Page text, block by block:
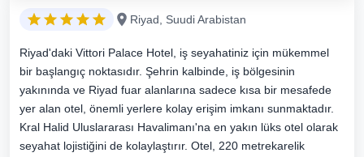
Riyad, Suudi Arabistan
Riyad'daki Vittori Palace Hotel, iş seyahatiniz için mükemmel
bir başlangıç noktasıdır. Şehrin kalbinde, iş bölgesinin
yakınında ve Riyad fuar alanlarına sadece kısa bir mesafede
yer alan otel, önemli yerlere kolay erişim imkanı sunmaktadır.
Kral Halid Uluslararası Havalimanı'na en yakın lüks otel olarak
seyahat lojistiğini de kolaylaştırır. Otel, 220 metrekarelik